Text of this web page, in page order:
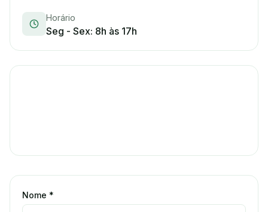
Horário
Seg - Sex: 8h às 17h
Nome *